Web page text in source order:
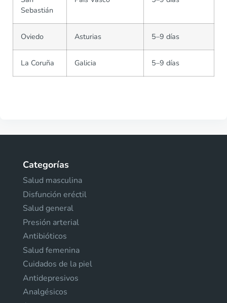
Sebastián
Oviedo Asturias 5–9 días
La Coruña Galicia 5–9 días
Categorías
Salud masculina
Disfunción eréctil
Salud general
Presión arterial
Antibióticos
Salud femenina
Cuidados de la piel
Antidepresivos
Analgésicos